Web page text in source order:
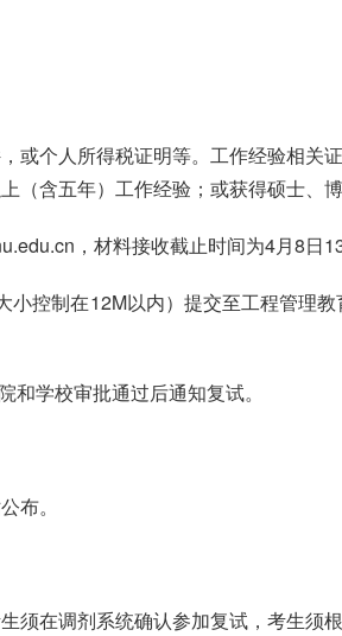
或个人所得税证明等。工作经验相
含五年）工作经验；或获得硕士、
，材料接收截止时间为4月8日13
控制在12M以内）提交至工程管理
学校审批通过后通知复试。
布。
须在调剂系统确认参加复试，考生须